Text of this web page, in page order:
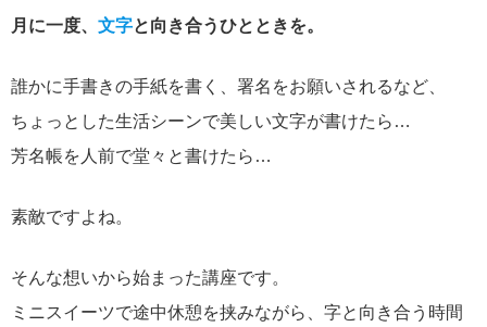
月に一度、 文字と向き合うひとときを。
誰かに手書きの手紙を書く、署名をお願いされるなど、
ちょっとした生活シーンで美しい文字が書けたら…
芳名帳を人前で堂々と書けたら…
素敵ですよね。
そんな想いから始まった講座です。
ミニスイーツで途中休憩を挟みながら、字と向き合う時間